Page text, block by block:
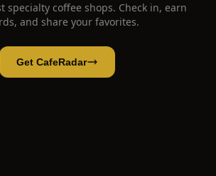
specialty coffee shops. Check in, earn
and share your favorites.
Get CafeRadar